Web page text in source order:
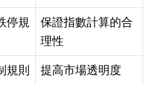
停規
保證指數計算的合
理性
規則
提高市場透明度